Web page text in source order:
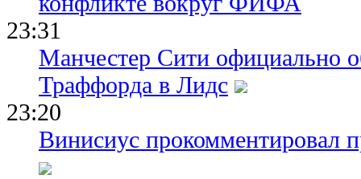
23:31
Манчестер Сити официально
Траффорда в Лидс
23:20
Винисиус прокомментировал